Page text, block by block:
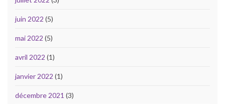
juin 2022 (5)
mai 2022 (5)
avril 2022 (1)
janvier 2022 (1)
décembre 2021 (3)